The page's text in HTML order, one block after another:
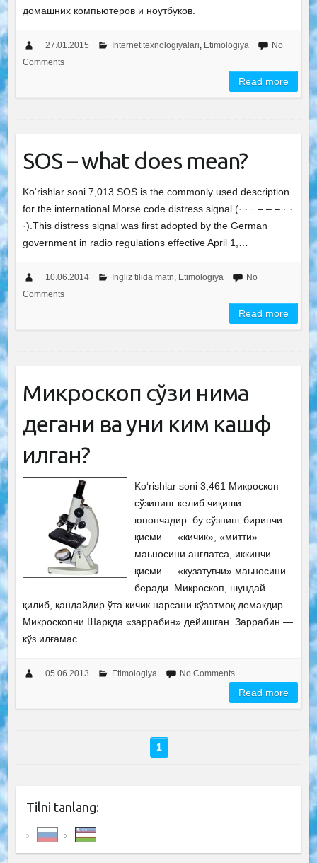
домашних компьютеров и ноутбуков.
27.01.2015 Internet texnologiyalari, Etimologiya
No
Comments
Read more
SOS – what does mean?
Ko‘rishlar soni 7,013 SOS is the commonly used description
for the international Morse code distress signal (· · · – – – · ·
·).This distress signal was first adopted by the German
government in radio regulations effective April 1,…
10.06.2014 Ingliz tilida matn, Etimologiya
No
Comments
Read more
Микроскоп сўзи нима
дегани ва уни ким кашф
қилган?
Ko‘rishlar soni 3,461 Микроскоп
сўзининг келиб чиқиши
юнончадир: бу сўзнинг биринчи
қисми — «кичик», «митти»
маьносини англатса, иккинчи
қисми — «кузатувчи» маьносини
беради. Микроскоп, шундай
қилиб, қандайдир ўта кичик нарсани кўзатмоқ демакдир.
Микроскопни Шарқда «заррабин» дейишган. Заррабин —
кўз илғамас…
05.06.2013 Etimologiya No Comments
Read more
1
Tilni tanlang: